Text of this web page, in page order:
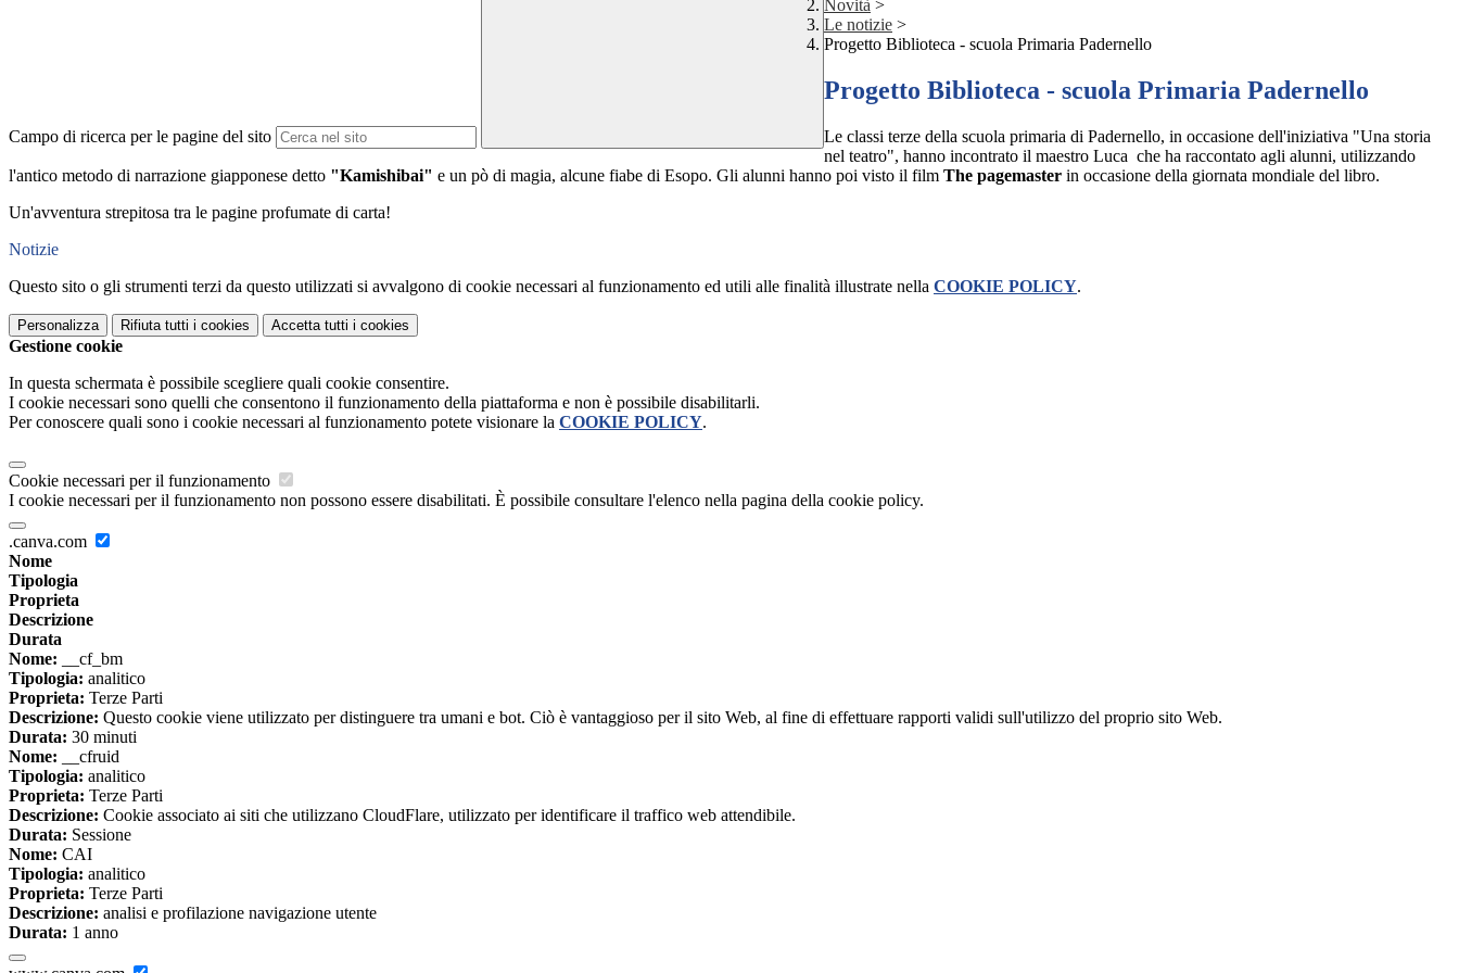
Campo di ricerca per le pagine del sito
Novità >
Le notizie >
Progetto Biblioteca - scuola Primaria Padernello
Progetto Biblioteca - scuola Primaria Padernello
Le classi terze della scuola primaria di Padernello, in occasione dell'iniziativa "Una storia
nel teatro", hanno incontrato il maestro Luca che ha raccontato agli alunni, utilizzando
l'antico metodo di narrazione giapponese detto "Kamishibai" e un pò di magia, alcune fiabe di Esopo. Gli alunni hanno poi visto il film The pagemaster in occasione della giornata mondiale del libro.
Un'avventura strepitosa tra le pagine profumate di carta!
Notizie
Questo sito o gli strumenti terzi da questo utilizzati si avvalgono di cookie necessari al funzionamento ed utili alle finalità illustrate nella COOKIE POLICY.
Personalizza Rifiuta tutti i cookies Accetta tutti i cookies
Gestione cookie
In questa schermata è possibile scegliere quali cookie consentire.
I cookie necessari sono quelli che consentono il funzionamento della piattaforma e non è possibile disabilitarli.
Per conoscere quali sono i cookie necessari al funzionamento potete visionare la COOKIE POLICY.
Cookie necessari per il funzionamento
I cookie necessari per il funzionamento non possono essere disabilitati. È possibile consultare l'elenco nella pagina della cookie policy.
.canva.com
Nome
Tipologia
Proprieta
Descrizione
Durata
Nome: __cf_bm
Tipologia: analitico
Proprieta: Terze Parti
Descrizione: Questo cookie viene utilizzato per distinguere tra umani e bot. Ciò è vantaggioso per il sito Web, al fine di effettuare rapporti validi sull'utilizzo del proprio sito Web.
Durata: 30 minuti
Nome: __cfruid
Tipologia: analitico
Proprieta: Terze Parti
Descrizione: Cookie associato ai siti che utilizzano CloudFlare, utilizzato per identificare il traffico web attendibile.
Durata: Sessione
Nome: CAI
Tipologia: analitico
Proprieta: Terze Parti
Descrizione: analisi e profilazione navigazione utente
Durata: 1 anno